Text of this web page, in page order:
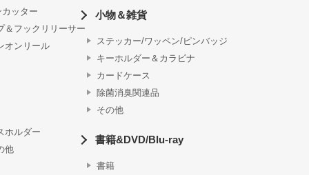
ッター
＆フックリリーサー
オンリール
ホルダー
他
小物＆雑貨
ステッカー/ワッペン/ピンバッジ
キーホルダー＆カラビナ
カードケース
除菌消臭関連品
その他
書籍&DVD/Blu-ray
書籍